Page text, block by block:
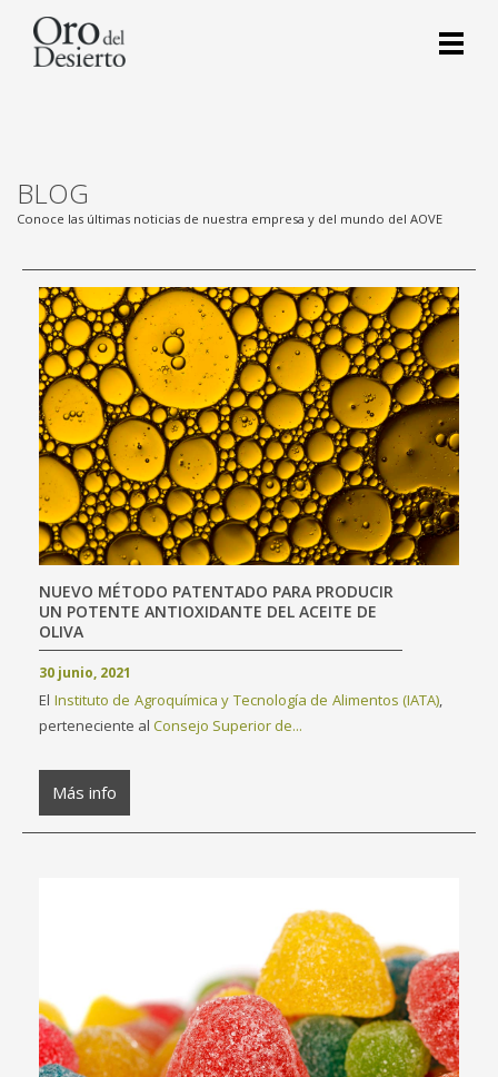
BLOG
Conoce las últimas noticias de nuestra empresa y del mundo del AOVE
NUEVO MÉTODO PATENTADO PARA PRODUCIR
UN POTENTE ANTIOXIDANTE DEL ACEITE DE
OLIVA
30 junio, 2021
El Instituto de Agroquímica y Tecnología de Alimentos (IATA),
perteneciente al Consejo Superior de...
Más info